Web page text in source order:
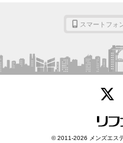
スマートフォ
© 2011-2026 メンズエス